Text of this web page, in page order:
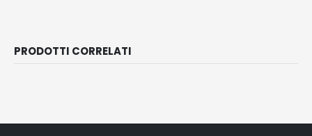
PRODOTTI CORRELATI